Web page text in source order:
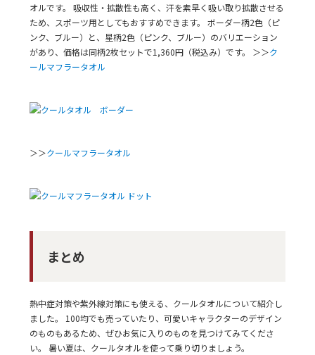
オルです。 吸収性・拡散性も高く、汗を素早く吸い取り拡散させる
ため、スポーツ用としてもおすすめできます。 ボーダー柄2色（ピ
ンク、ブルー）と、星柄2色（ピンク、ブルー）のバリエーション
があり、価格は同柄2枚セットで1,360円（税込み）です。 ＞＞ク
ールマフラータオル
＞＞クールマフラータオル
まとめ
熱中症対策や紫外線対策にも使える、クールタオルについて紹介し
ました。 100均でも売っていたり、可愛いキャラクターのデザイン
のものもあるため、ぜひお気に入りのものを見つけてみてくださ
い。 暑い夏は、クールタオルを使って乗り切りましょう。